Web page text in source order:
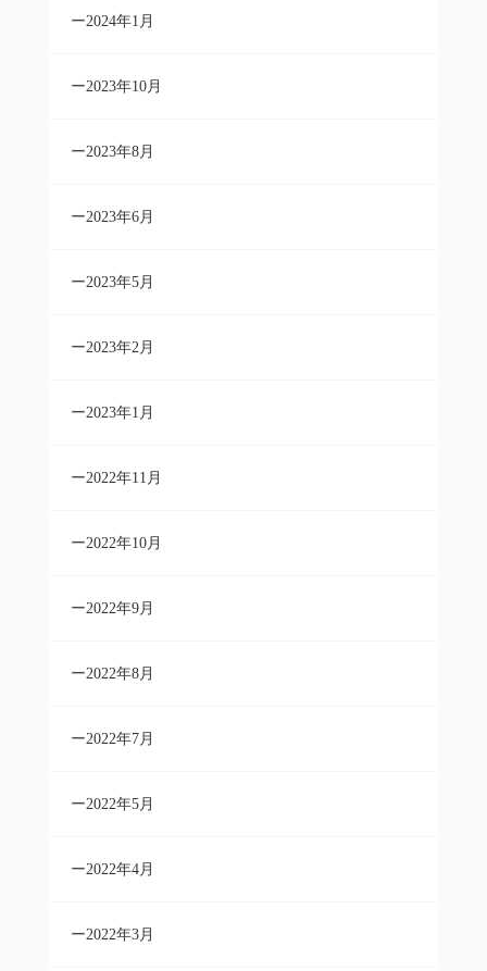
2024年1月
2023年10月
2023年8月
2023年6月
2023年5月
2023年2月
2023年1月
2022年11月
2022年10月
2022年9月
2022年8月
2022年7月
2022年5月
2022年4月
2022年3月